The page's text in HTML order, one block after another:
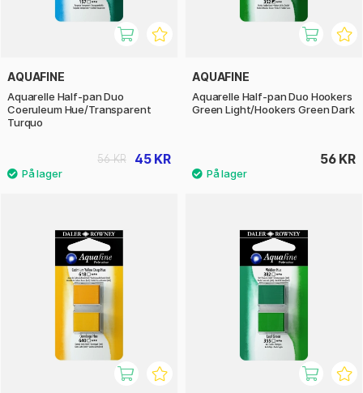
AQUAFINE
Aquarelle Half-pan Duo
Coeruleum Hue/Transparent
Turquo
45 KR
56 KR
AQUAFINE
Aquarelle Half-pan Duo Hookers
Green Light/Hookers Green Dark
56 KR